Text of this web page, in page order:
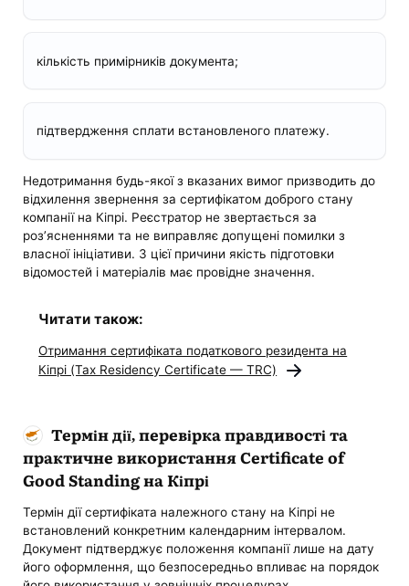
кількість примірників документа;
підтвердження сплати встановленого платежу.
Недотримання будь-якої з вказаних вимог призводить до
відхилення звернення за сертифікатом доброго стану
компанії на Кіпрі. Реєстратор не звертається за
роз’ясненнями та не виправляє допущені помилки з
власної ініціативи. З цієї причини якість підготовки
відомостей і матеріалів має провідне значення.
Читати також:
Отримання сертифіката податкового резидента на
Кіпрі (Tax Residency Certificate — TRC)
Термін дії, перевірка правдивості та
практичне використання Certificate of
Good Standing на Кіпрі
Термін дії сертифіката належного стану на Кіпрі не
встановлений конкретним календарним інтервалом.
Документ підтверджує положення компанії лише на дату
його оформлення, що безпосередньо впливає на порядок